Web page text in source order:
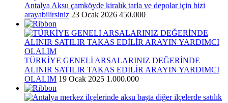
Antalya Aksu çamköyde kiralık tarla ve depolar için bizi
arayabilirsiniz 23 Ocak 2026 450.000
TÜRKİYE GENELİ ARSALARINIZ DEĞERİNDE
ALINIR SATILIR TAKAS EDİLİR ARAYIN YARDIMCI
OLALIM 19 Ocak 2025 1.000.000